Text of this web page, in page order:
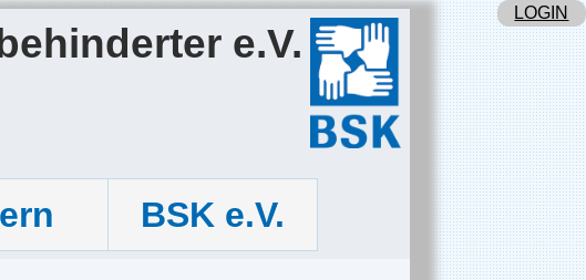
LOGIN
e.V.
BSK e.V.